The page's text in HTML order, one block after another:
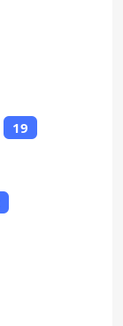
19